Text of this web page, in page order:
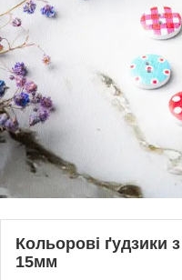
Кольорові ґудзики
15мм